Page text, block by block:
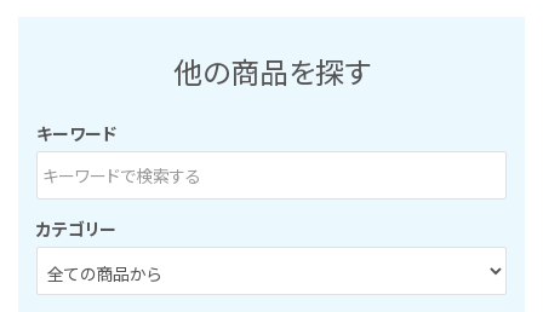
他の商品を探す
キーワード
カテゴリー